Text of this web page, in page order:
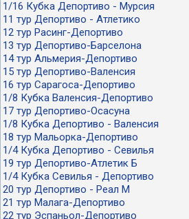
1/16 Кубка Депортиво - Мурсия
11 тур Депортиво - Атлетико
12 тур Расинг-Депортиво
13 тур Депортиво-Барселона
14 тур Альмерия-Депортиво
15 тур Депортиво-Валенсия
16 тур Сарагоса-Депортиво
1/8 Кубка Валенсия-Депортиво
17 тур Депортиво-Осасуна
1/8 Кубка Депортиво - Валенсия
18 тур Мальорка-Депортиво
1/4 Кубка Депортиво - Севилья
19 тур Депортиво-Атлетик Б
1/4 Кубка Севилья - Депортиво
20 тур Депортиво - Реал М
21 тур Малага-Депортиво
22 тур Эспаньол-Депортиво